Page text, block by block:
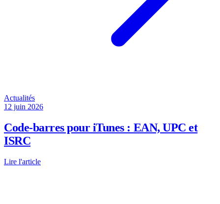
Actualités
12 juin 2026
Code-barres pour iTunes : EAN, UPC et
ISRC
Lire l'article